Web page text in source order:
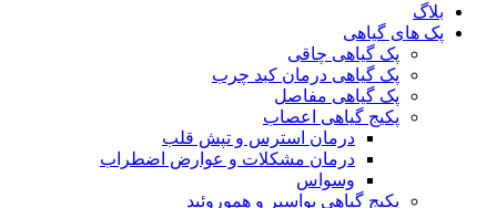
بلاگ
پک های گیاهی
پک گیاهی چاقی
پک گیاهی درمان کبد چرب
پک گیاهی مفاصل
پکیج گیاهی اعصاب
درمان استرس و تپش قلب
درمان مشکلات و عوارض اضطراب
وسواس
پکیج گیاهی بواسیر و هموروئید